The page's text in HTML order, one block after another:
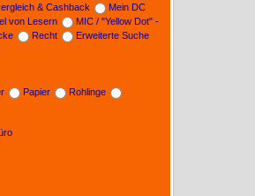
& Cashback
Mein DC
von Lesern
MIC / "Yellow Dot" -
Recht
Erweiterte Suche
Papier
Rohlinge